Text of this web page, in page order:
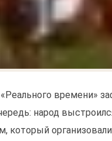
времени»
народ
который